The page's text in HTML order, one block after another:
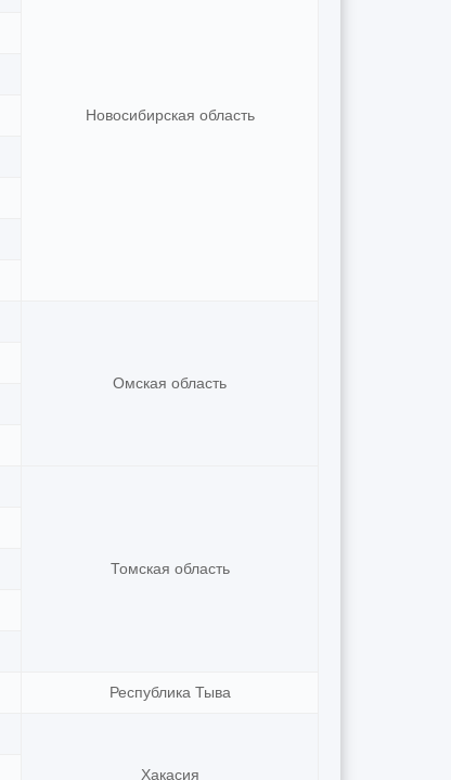
Новосибирская область
Омская область
Томская область
Республика Тыва
Хакасия